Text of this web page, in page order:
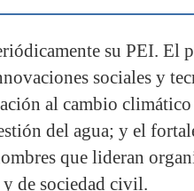
su PEI. El
sociales y
al cambio
del agua; y el
que lideran
y de sociedad civil.